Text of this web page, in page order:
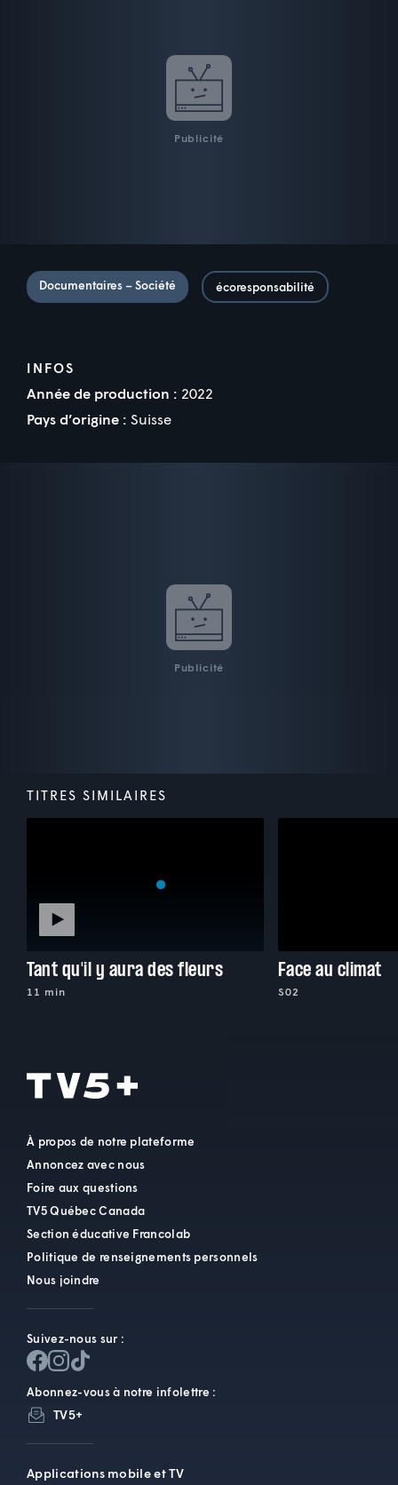
Publicité
Documentaires – Société écoresponsabilité
INFOS
Année de production : 2022
Pays d’origine : Suisse
Publicité
TITRES SIMILAIRES
Tant qu'il y aura des fleurs
11 min
Face au climat
S02
À propos de notre plateforme
Annoncez avec nous
Foire aux questions
TV5 Québec Canada
Section éducative Francolab
Politique de renseignements personnels
Nous joindre
Suivez-nous sur :
Abonnez-vous à notre infolettre :
TV5+
Applications mobile et TV